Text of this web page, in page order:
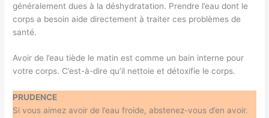
généralement dues à la déshydratation. Prendre l’eau dont le
corps a besoin aide directement à traiter ces problèmes de
santé.
Avoir de l’eau tiède le matin est comme un bain interne pour
votre corps. C’est-à-dire qu’il nettoie et détoxifie le corps.
PRUDENCE
Si vous aimez avoir de l’eau froide, abstenez-vous d’en avoir.